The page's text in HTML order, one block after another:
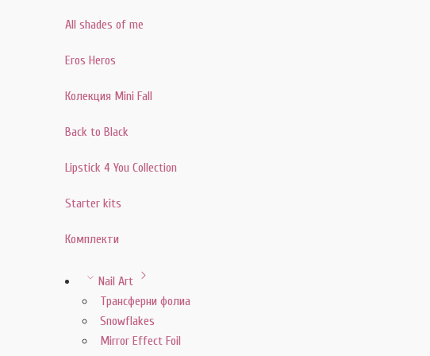
All shades of me
Eros Heros
Колекция Mini Fall
Back to Black
Lipstick 4 You Collection
Starter kits
Комплекти
Nail Art
Трансферни фолиа
Snowflakes
Mirror Effect Foil